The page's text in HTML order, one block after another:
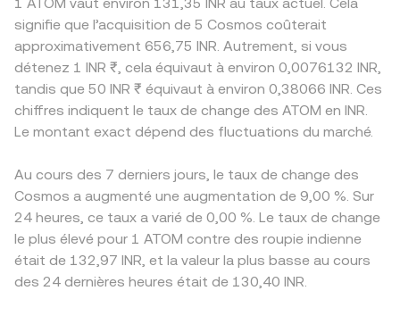
signifie que l’acquisition de 5 Cosmos coûterait
approximativement 656,75 INR. Autrement, si vous
détenez 1 INR ₹, cela équivaut à environ 0,0076132 INR,
tandis que 50 INR ₹ équivaut à environ 0,38066 INR. Ces
chiffres indiquent le taux de change des ATOM en INR.
Le montant exact dépend des fluctuations du marché.
Au cours des 7 derniers jours, le taux de change des
Cosmos a augmenté une augmentation de 9,00 %. Sur
24 heures, ce taux a varié de 0,00 %. Le taux de change
le plus élevé pour 1 ATOM contre des roupie indienne
était de 132,97 INR, et la valeur la plus basse au cours
des 24 dernières heures était de 130,40 INR.